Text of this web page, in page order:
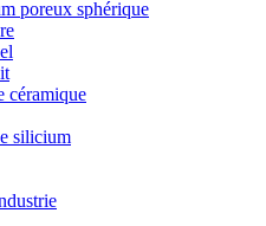
poreux sphérique
céramique
silicium